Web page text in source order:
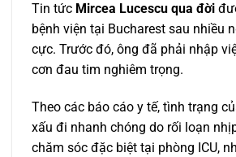
Tin tức Mircea Lucescu qua đời
bệnh viện tại Bucharest sau nhiều
cực. Trước đó, ông đã phải nhập
cơn đau tim nghiêm trọng.
Theo các báo cáo y tế, tình trạng
xấu đi nhanh chóng do rối loạn
chăm sóc đặc biệt tại phòng ICU,